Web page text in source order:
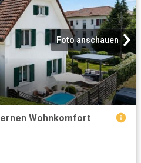
Foto anschauen
Wohnkomfort